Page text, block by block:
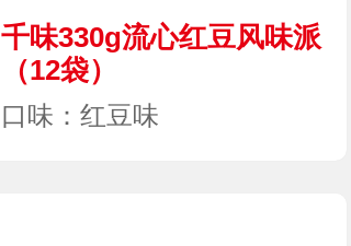
千味330g流心红豆风味派
（12袋）
口味：红豆味